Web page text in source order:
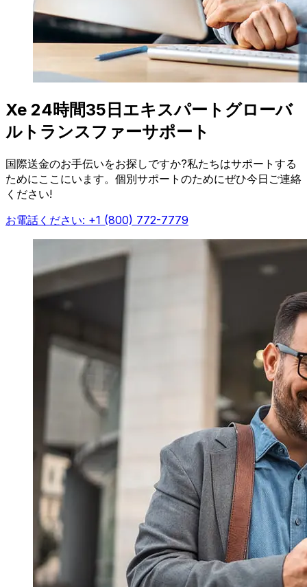
Xe 24時間35日エキスパートグローバ
ルトランスファーサポート
国際送金のお手伝いをお探しですか?私たちはサポートする
ためにここにいます。個別サポートのためにぜひ今日ご連絡
ください!
お電話ください: +1 (800) 772-7779